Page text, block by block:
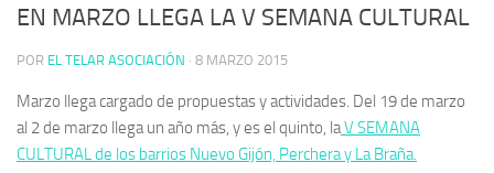
EN MARZO LLEGA LA V SEMANA CULTURAL
POR EL TELAR ASOCIACIÓN · 8 MARZO 2015
Marzo llega cargado de propuestas y actividades. Del 19 de marzo
al 2 de marzo llega un año más, y es el quinto, laV SEMANA
CULTURAL de los barrios Nuevo Gijón, Perchera y La Braña.